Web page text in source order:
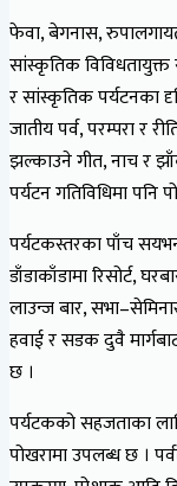
फेवा, बेगनास,
सांस्कृतिक विविधतायुक्त
र सांस्कृतिक पर्यटनका
जातीय पर्व, परम्परा र
झल्काउने गीत, नाच र
पर्यटन गतिविधिमा
पर्यटकस्तरका पाँच
डाँडाकाँडामा रिसोर्ट,
लाउन्ज बार,
हवाई र सडक दुवै
छ ।
पर्यटकको सहजताका
पोखरामा उपलब्ध छ ।